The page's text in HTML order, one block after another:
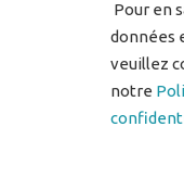
notre